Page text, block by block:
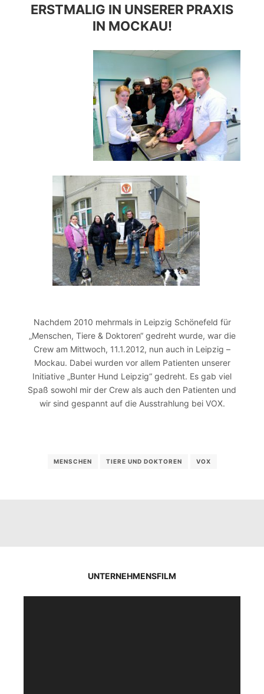
ERSTMALIG IN UNSERER PRAXIS
IN MOCKAU!
Nachdem 2010 mehrmals in Leipzig Schönefeld für
„Menschen, Tiere & Doktoren“ gedreht wurde, war die
Crew am Mittwoch, 11.1.2012, nun auch in Leipzig –
Mockau. Dabei wurden vor allem Patienten unserer
Initiative „Bunter Hund Leipzig“ gedreht. Es gab viel
Spaß sowohl mir der Crew als auch den Patienten und
wir sind gespannt auf die Ausstrahlung bei VOX.
MENSCHEN TIERE UND DOKTOREN VOX
UNTERNEHMENSFILM